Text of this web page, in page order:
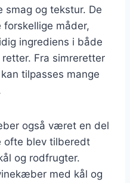
og tekstur. De
måder,
ingrediens i både
Fra simreretter
tilpasses mange
også været en del
ofte blev tilberedt
og rodfrugter.
med kål og